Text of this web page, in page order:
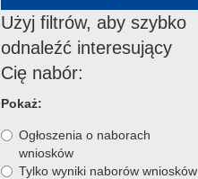
Użyj filtrów, aby szybko
odnaleźć interesujący
Cię nabór:
Pokaż:
Ogłoszenia o naborach
wniosków
Tylko wyniki naborów wniosków